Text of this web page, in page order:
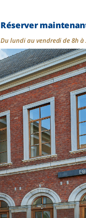
Réserver
Du lundi au vendredi de 8h